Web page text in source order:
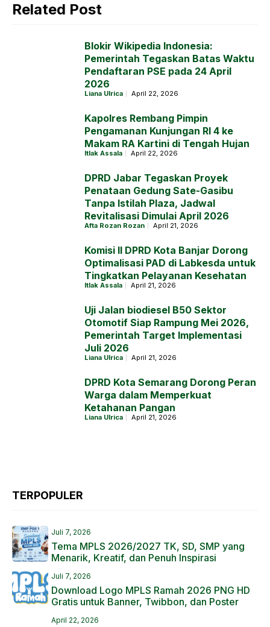
Related Post
Blokir Wikipedia Indonesia:
Pemerintah Tegaskan Batas Waktu
Pendaftaran PSE pada 24 April
2026
Liana Ulrica April 22, 2026
Kapolres Rembang Pimpin
Pengamanan Kunjungan RI 4 ke
Makam RA Kartini di Tengah Hujan
Itlak Assala April 22, 2026
DPRD Jabar Tegaskan Proyek
Penataan Gedung Sate-Gasibu
Tanpa Istilah Plaza, Jadwal
Revitalisasi Dimulai April 2026
Afta Rozan Rozan April 21, 2026
Komisi II DPRD Kota Banjar Dorong
Optimalisasi PAD di Labkesda untuk
Tingkatkan Pelayanan Kesehatan
Itlak Assala April 21, 2026
Uji Jalan biodiesel B50 Sektor
Otomotif Siap Rampung Mei 2026,
Pemerintah Target Implementasi
Juli 2026
Liana Ulrica April 21, 2026
DPRD Kota Semarang Dorong Peran
Warga dalam Memperkuat
Ketahanan Pangan
Liana Ulrica April 21, 2026
TERPOPULER
Juli 7, 2026
Tema MPLS 2026/2027 TK, SD, SMP yang
Menarik, Kreatif, dan Penuh Inspirasi
Juli 7, 2026
Download Logo MPLS Ramah 2026 PNG HD
Gratis untuk Banner, Twibbon, dan Poster
April 22, 2026